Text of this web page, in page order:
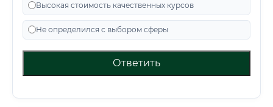
Высокая стоимость качественных курсов
Не определился с выбором сферы
Ответить